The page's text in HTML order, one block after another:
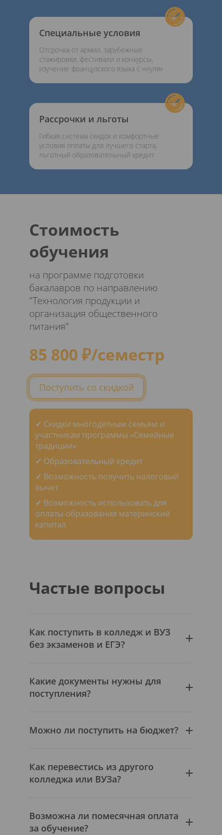
Специальные условия
Отсрочка от армии, зарубежные
стажировки, фестивали и конкурсы,
изучение французского языка с «нуля»
Рассрочки и льготы
Гибкая система скидок и комфортные
условия оплаты для лучшего старта,
льготный образовательный кредит
Стоимость
обучения
на программе подготовки
бакалавров по направлению
"Технология продукции и
организация общественного
питания"
85 800 ₽/семестр
Поступить со скидкой
✓ Скидки многодетным семьям и
участникам программы «Семейные
традиции»
✓ Образовательный кредит
✓ Возможность получить налоговый
вычет
✓ Возможность использовать для
оплаты образования материнский
капитал
Частые вопросы
Как поступить в колледж и ВУЗ
без экзаменов и ЕГЭ?
Какие документы нужны для
поступления?
Можно ли поступить на бюджет?
Как перевестись из другого
колледжа или ВУЗа?
Возможна ли помесячная оплата
за обучение?